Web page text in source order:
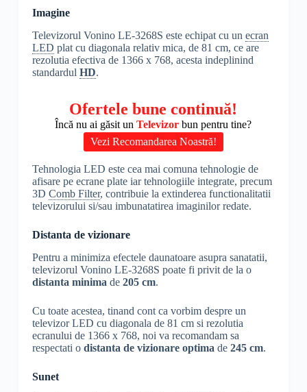
Imagine
Televizorul Vonino LE-3268S este echipat cu un ecran
LED plat cu diagonala relativ mica, de 81 cm, ce are
rezolutia efectiva de 1366 x 768, acesta indeplinind
standardul HD.
Ofertele bune continuă!
Încă nu ai găsit unTelevizorbun pentru tine?
Vezi Recomandarea Noastră!
Tehnologia LED este cea mai comuna tehnologie de
afisare pe ecrane plate iar tehnologiile integrate, precum
3D Comb Filter, contribuie la extinderea functionalitatii
televizorului si/sau imbunatatirea imaginilor redate.
Distanta de vizionare
Pentru a minimiza efectele daunatoare asupra sanatatii,
televizorul Vonino LE-3268S poate fi privit de la o
distanta minima de 205 cm.
Cu toate acestea, tinand cont ca vorbim despre un
televizor LED cu diagonala de 81 cm si rezolutia
ecranului de 1366 x 768, noi va recomandam sa
respectati o distanta de vizionare optima de 245 cm.
Sunet